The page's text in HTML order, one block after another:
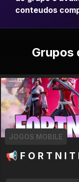
conteudos
Grupos
📢 F O R T N I T
JOGOS MOBILE